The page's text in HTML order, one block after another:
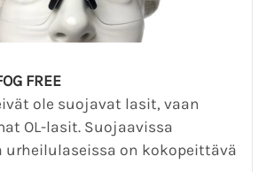
FREE
ole suojavat lasit, vaan
OL-lasit. Suojaavissa
on kokopeittävä